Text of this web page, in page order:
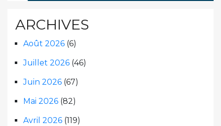
ARCHIVES
Août 2026 (6)
Juillet 2026 (46)
Juin 2026 (67)
Mai 2026 (82)
Avril 2026 (119)